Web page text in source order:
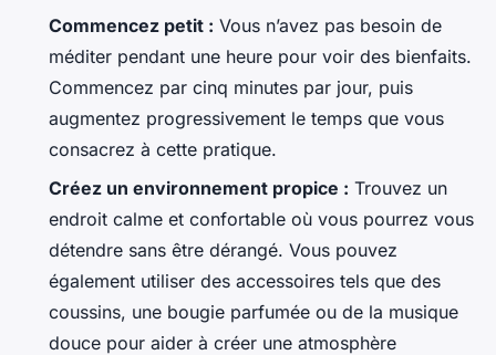
Commencez petit : Vous n’avez pas besoin de
méditer pendant une heure pour voir des bienfaits.
Commencez par cinq minutes par jour, puis
augmentez progressivement le temps que vous
consacrez à cette pratique.
Créez un environnement propice : Trouvez un
endroit calme et confortable où vous pourrez vous
détendre sans être dérangé. Vous pouvez
également utiliser des accessoires tels que des
coussins, une bougie parfumée ou de la musique
douce pour aider à créer une atmosphère